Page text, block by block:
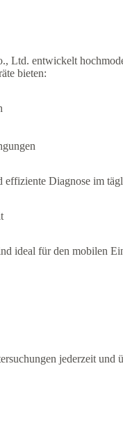
Ltd. entwickelt
bieten:
effiziente Diagnose im
ideal für den mobilen
jederzeit und